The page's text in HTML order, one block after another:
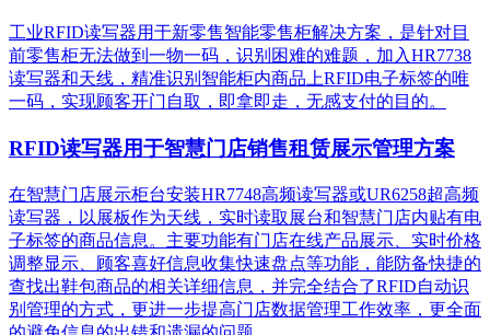
工业RFID读写器用于新零售智能零售柜解决方案，是针对目
前零售柜无法做到一物一码，识别困难的难题，加入HR7738
读写器和天线，精准识别​智能柜内商品上RFID电子标签的唯
一码，实现顾客开门自取，即拿即走，无感支付的目的。
RFID读写器用于智慧门店销售租赁展示管理方案
在智慧门店展示柜台安装HR7748高频读写器或UR6258超高频
读写器，以展板作为天线，实时读取展台和智慧门店内贴有电
子标签的商品信息。主要功能有门店在线产品展示、实时价格
调整显示、顾客喜好信息收集快速盘点等功能，能防备快捷的
查找出鞋包商品的相关详细信息，并完全结合了RFID自动识
别管理的方式，更进一步提高门店数据管理工作效率，更全面